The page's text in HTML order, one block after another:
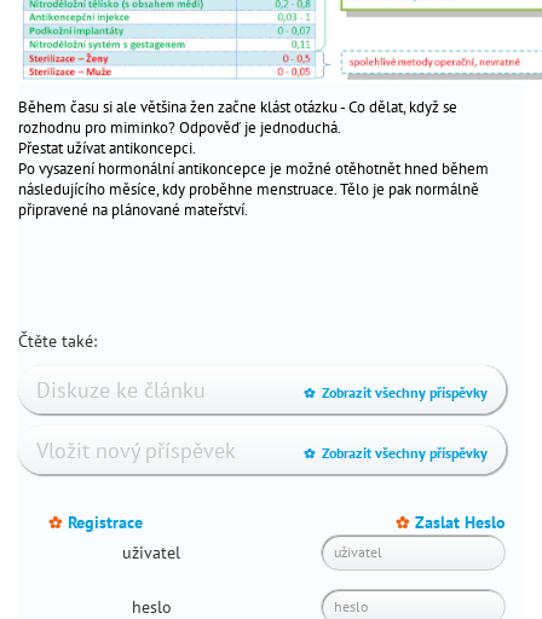
Během času si ale většina žen začne klást otázku - Co dělat, když se
rozhodnu pro miminko? Odpověď je jednoduchá.
Přestat užívat antikoncepci.
Po vysazení hormonální antikoncepce je možné otěhotnět hned během
následujícího měsíce, kdy proběhne menstruace. Tělo je pak normálně
připravené na plánované mateřství.
Čtěte také:
Diskuze ke článku _ Zobrazit všechny příspěvky
Vložit nový příspěvek _ Zobrazit všechny příspěvky
_ Registrace _ Zaslat Heslo
uživatel
heslo